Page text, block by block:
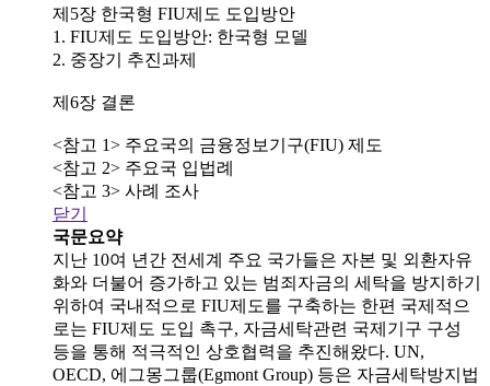
제5장 한국형 FIU제도 도입방안
1. FIU제도 도입방안: 한국형 모델
2. 중장기 추진과제
제6장 결론
<참고 1> 주요국의 금융정보기구(FIU) 제도
<참고 2> 주요국 입법례
<참고 3> 사례 조사
닫기
국문요약
지난 10여 년간 전세계 주요 국가들은 자본 및 외환자유
화와 더불어 증가하고 있는 범죄자금의 세탁을 방지하기
위하여 국내적으로 FIU제도를 구축하는 한편 국제적으
로는 FIU제도 도입 촉구, 자금세탁관련 국제기구 구성
등을 통해 적극적인 상호협력을 추진해왔다. UN,
OECD, 에그몽그룹(Egmont Group) 등은 자금세탁방지법